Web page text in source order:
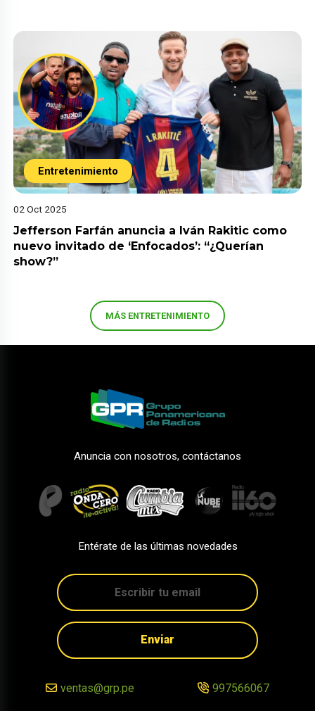
Entretenimiento
02 Oct 2025
Jefferson Farfán anuncia a Iván Rakitic como
nuevo invitado de ‘Enfocados’: “¿Querían
show?”
MÁS ENTRETENIMIENTO
Anuncia con nosotros, contáctanos
Entérate de las últimas novedades
Enviar
ventas@grp.pe 997566067